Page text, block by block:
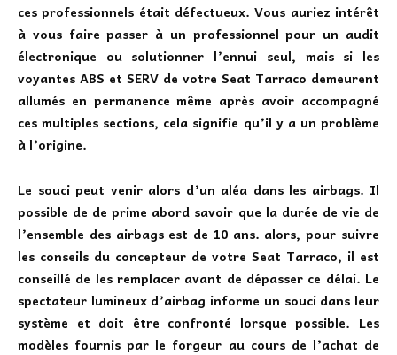
ces professionnels était défectueux. Vous auriez intérêt
à vous faire passer à un professionnel pour un audit
électronique ou solutionner l’ennui seul, mais si les
voyantes ABS et SERV de votre Seat Tarraco demeurent
allumés en permanence même après avoir accompagné
ces multiples sections, cela signifie qu’il y a un problème
à l’origine.
Le souci peut venir alors d’un aléa dans les airbags. Il
possible de de prime abord savoir que la durée de vie de
l’ensemble des airbags est de 10 ans. alors, pour suivre
les conseils du concepteur de votre Seat Tarraco, il est
conseillé de les remplacer avant de dépasser ce délai. Le
spectateur lumineux d’airbag informe un souci dans leur
système et doit être confronté lorsque possible. Les
modèles fournis par le forgeur au cours de l’achat de